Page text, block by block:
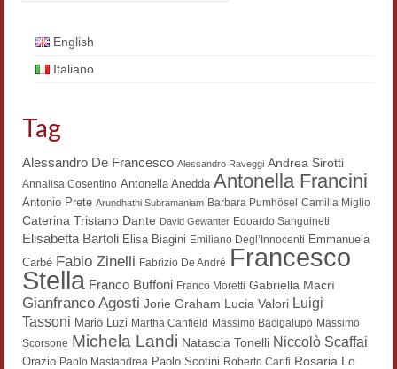
Saggi e testi online
Poesia inglese postcoloniale
Comitato scientifico
Norme etiche e redazionali
Dépliant e cedola acquisti
Contatti e indirizzi
English
Italiano
Tag
Alessandro De Francesco Alessandro Raveggi Andrea Sirotti
Annalisa Cosentino Antonella Anedda Antonella Francini
Antonio Prete Arundhathi Subramaniam Barbara Pumhösel Camilla Miglio
Caterina Tristano Dante David Gewanter Edoardo Sanguineti
Elisabetta Bartoli Elisa Biagini Emiliano Degl’Innocenti Emmanuela
Carbé Fabio Zinelli Fabrizio De André Francesco
Stella Franco Buffoni Franco Moretti Gabriella Macrì
Gianfranco Agosti Jorie Graham Lucia Valori Luigi
Tassoni Mario Luzi Martha Canfield Massimo Bacigalupo Massimo
Scorsone Michela Landi Natascia Tonelli Niccolò Scaffai
Orazio Paolo Mastandrea Paolo Scotini Roberto Carifi Rosaria Lo